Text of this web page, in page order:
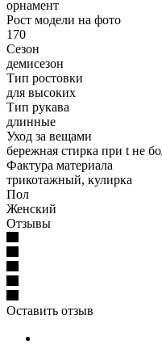
орнамент
Рост модели на фото
170
Сезон
демисезон
Тип ростовки
для высоких
Тип рукава
длинные
Уход за вещами
бережная стирка при t не
Фактура материала
трикотажный, кулирка
Пол
Женский
Отзывы
Оставить отзыв